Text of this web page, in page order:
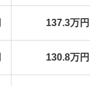
137.3万
130.8万